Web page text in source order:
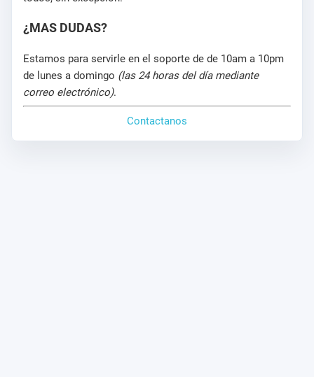
¿MAS DUDAS?
Estamos para servirle en el soporte de de 10am a 10pm
de lunes a domingo (las 24 horas del día mediante
correo electrónico).
Contactanos